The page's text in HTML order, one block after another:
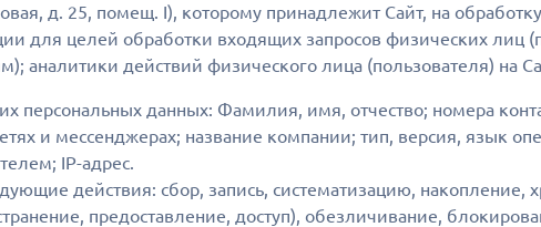
д. 25, помещ. I), которому принадлежит Сайт, на
для целей обработки входящих запросов физических лиц
аналитики действий физического лица (пользователя) на
персональных данных: Фамилия, имя, отчество; номера
и мессенджерах; название компании; тип, версия, язык
IP-адрес.
действия: сбор, запись, систематизацию, накопление,
предоставление, доступ), обезличивание,